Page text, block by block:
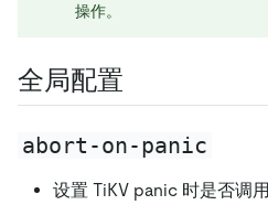
操作。
全局配置
abort-on-panic
设置 TiKV panic 时是否调用